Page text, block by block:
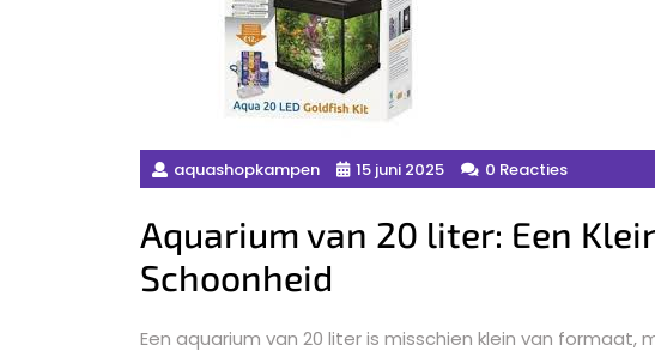
aquashopkampen 15 juni 2025 0 Reacties
Aquarium van 20 liter: Een
Schoonheid
Een aquarium van 20 liter is misschien klein van